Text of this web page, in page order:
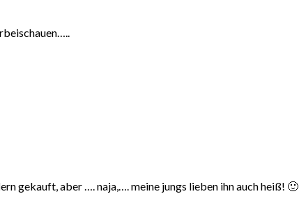
gekauft, aber …. naja,…. meine jungs lieben ihn auch heiß! 🙂